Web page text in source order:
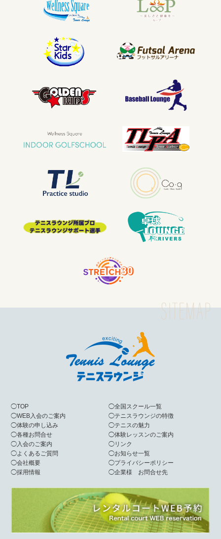
◯TOP
◯WEB入会のご案内
◯体験の申し込み
◯各種お問合せ
◯全国スクール一覧
◯テニスラウンジの特徴
◯テニスの魅力
◯体験レッスンのご案内
◯ 入会のご案内
◯よくあるご質問
◯会社概要
◯採用情報
◯リンク
◯お知らせ一覧
◯プライバシーポリシー
◯企業様 お問合せ先